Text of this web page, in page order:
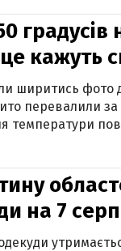
кажуть
ширитись фото
перевалили
на 7